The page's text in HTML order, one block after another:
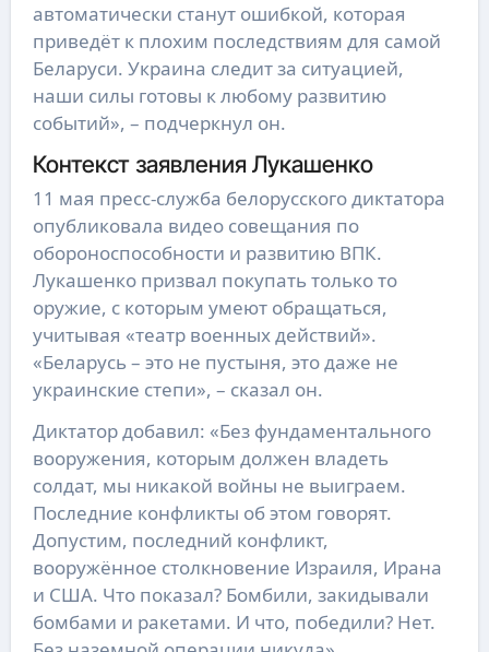
автоматически станут ошибкой, которая
приведёт к плохим последствиям для самой
Беларуси. Украина следит за ситуацией,
наши силы готовы к любому развитию
событий», – подчеркнул он.
Контекст заявления Лукашенко
11 мая пресс-служба белорусского диктатора
опубликовала видео совещания по
обороноспособности и развитию ВПК.
Лукашенко призвал покупать только то
оружие, с которым умеют обращаться,
учитывая «театр военных действий».
«Беларусь – это не пустыня, это даже не
украинские степи», – сказал он.
Диктатор добавил: «Без фундаментального
вооружения, которым должен владеть
солдат, мы никакой войны не выиграем.
Последние конфликты об этом говорят.
Допустим, последний конфликт,
вооружённое столкновение Израиля, Ирана
и США. Что показал? Бомбили, закидывали
бомбами и ракетами. И что, победили? Нет.